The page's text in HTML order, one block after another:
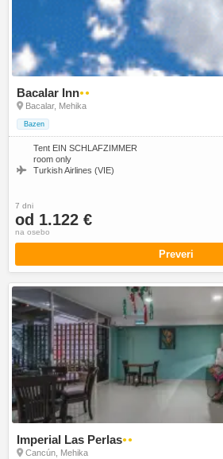
Bacalar Inn●●
Bacalar, Mehika
Bazen
Tent EIN SCHLAFZIMMER
room only
Turkish Airlines (VIE)
7 dni
od 1.122 €
na osebo
Preveri
Imperial Las Perlas●●
Cancún, Mehika